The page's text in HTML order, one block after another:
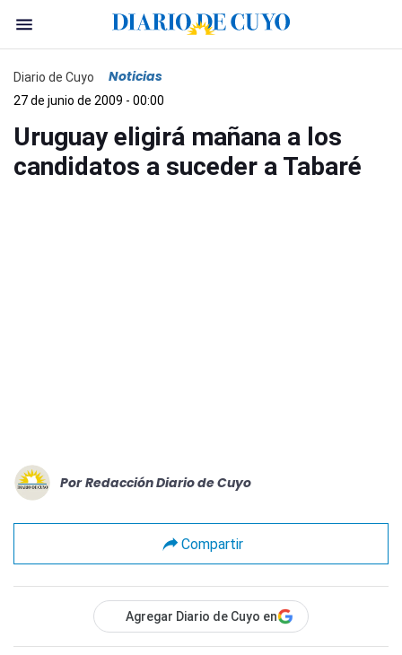
Diario de Cuyo Noticias
27 de junio de 2009 - 00:00
Uruguay eligirá mañana a los
candidatos a suceder a Tabaré
Por Redacción Diario de Cuyo
Compartir
Agregar Diario de Cuyo en